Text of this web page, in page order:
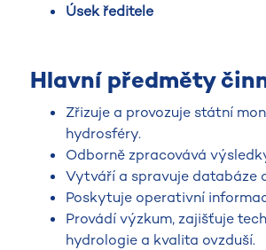
Úsek ředitele
Hlavní předměty
Zřizuje a provozuje státní
hydrosféry.
Odborně zpracovává
Vytváří a spravuje databáze
Poskytuje operativní
Provádí výzkum, zajišťuje
hydrologie a kvalita ovzduší.